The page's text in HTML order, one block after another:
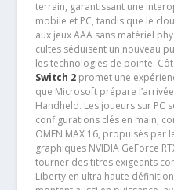
terrain, garantissant une
mobile et PC, tandis que le
aux jeux AAA sans matériel
cultes séduisent un nouveau
les technologies de pointe.
Switch 2promet une
que Microsoft prépare
Handheld. Les joueurs sur PC
configurations clés en main,
OMEN MAX 16, propulsés par
graphiques NVIDIA GeForce
tourner des titres exigeants
Liberty en ultra haute